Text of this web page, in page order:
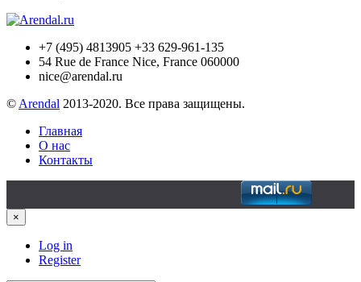
+7 (495) 4813905 +33 629-961-135
54 Rue de France Nice, France 060000
nice@arendal.ru
© Arendal 2013-2020. Все права защищены.
Главная
О нас
Контакты
×
Log in
Register